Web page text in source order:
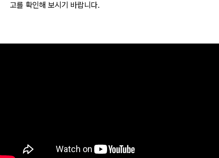
고를 확인해 보시기 바랍니다.